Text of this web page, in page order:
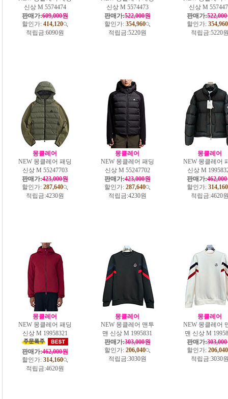
신상 M 5574474
판매가:609,000원
할인가: 414,120
적립금:6090원
신상 M 5574473
판매가:522,000원
할인가: 354,960
적립금:5220원
신상 M
판매가:
할인가: 354,960
적립금:5220
몽클레어
NEW 몽클레어 패딩
신상 M 55247703
판매가:423,000원
할인가: 287,640
적립금:4230원
몽클레어
NEW 몽클레어 패딩
신상 M 55247702
판매가:423,000원
할인가: 287,640
적립금:4230원
몽클레어
NEW 몽클레어
신상 M
판매가:
할인가: 314,160
적립금:4620
몽클레어
NEW 몽클레어 패딩
신상 M 19958321
판매가:462,000원
할인가: 314,160
적립금:4620원
몽클레어
NEW 몽클레어 맨투
맨 신상 M 1995831
판매가:303,000원
할인가: 206,040
적립금:3030원
몽클레어
NEW 몽클레어
맨 신상 M
판매가:
할인가: 206,040
적립금:3030